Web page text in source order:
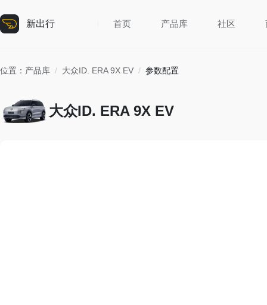
新出行 首页 产品库 社区
位置： 产品库 / 大众ID. ERA 9X EV / 参数配置
大众ID. ERA 9X EV